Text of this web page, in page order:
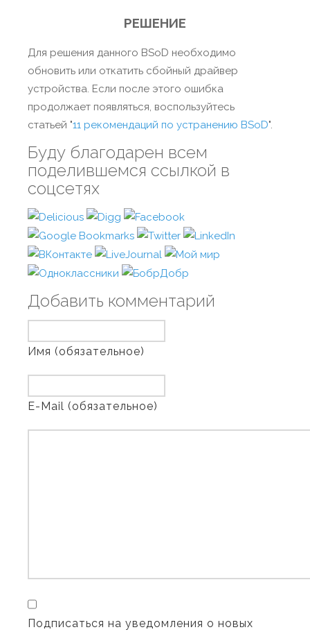
РЕШЕНИЕ
Для решения данного BSoD необходимо
обновить или откатить сбойный драйвер
устройства. Если после этого ошибка
продолжает появляться, воспользуйтесь
статьей "11 рекомендаций по устранению BSoD".
Буду благодарен всем
поделившемся ссылкой в
соцсетях
Добавить комментарий
Имя (обязательное)
E-Mail (обязательное)
Подписаться на уведомления о новых